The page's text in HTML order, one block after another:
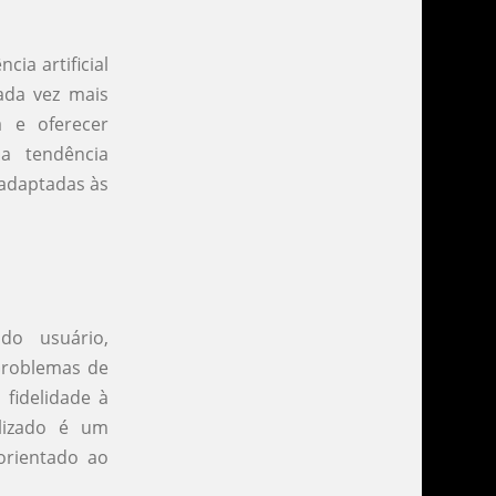
artificial
vez mais
e oferecer
tendência
às
usuário,
de
à
é um
ao